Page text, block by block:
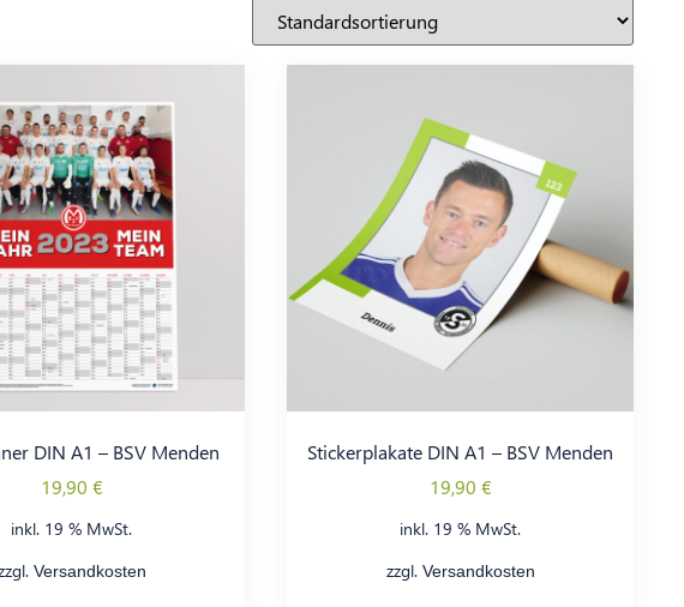
DIN A1 – BSV Menden
19,90 €
inkl. 19 % MwSt.
Versandkosten
Stickerplakate DIN A1 – BSV Menden
19,90 €
inkl. 19 % MwSt.
zzgl. Versandkosten